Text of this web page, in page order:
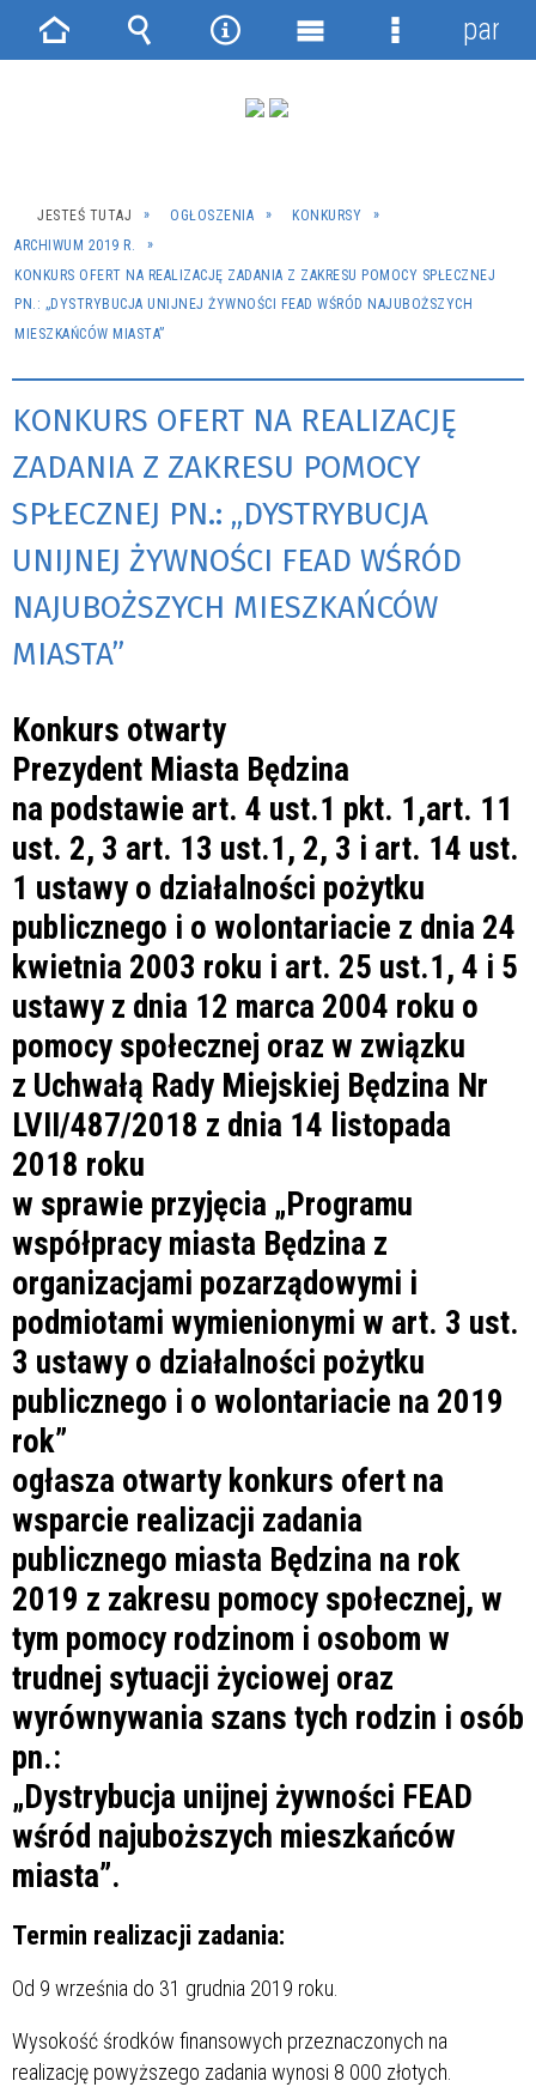
JESTEŚ TUTAJ OGŁOSZENIA
KONKURSY
ARCHIWUM 2019 R.
KONKURS OFERT NA REALIZACJĘ ZADANIA Z ZAKRESU POMOCY SPŁECZNEJ
PN.: „DYSTRYBUCJA UNIJNEJ ŻYWNOŚCI FEAD WŚRÓD NAJUBOŻSZYCH
MIESZKAŃCÓW MIASTA”
KONKURS OFERT NA REALIZACJĘ
ZADANIA Z ZAKRESU POMOCY
SPŁECZNEJ PN.: „DYSTRYBUCJA
UNIJNEJ ŻYWNOŚCI FEAD WŚRÓD
NAJUBOŻSZYCH MIESZKAŃCÓW
MIASTA”
Konkurs otwarty
Prezydent Miasta Będzina
na podstawie art. 4 ust.1 pkt. 1,art. 11
ust. 2, 3 art. 13 ust.1, 2, 3 i art. 14 ust.
1 ustawy o działalności pożytku
publicznego i o wolontariacie z dnia 24
kwietnia 2003 roku i art. 25 ust.1, 4 i 5
ustawy z dnia 12 marca 2004 roku o
pomocy społecznej oraz w związku
z Uchwałą Rady Miejskiej Będzina Nr
LVII/487/2018 z dnia 14 listopada
2018 roku
w sprawie przyjęcia „Programu
współpracy miasta Będzina z
organizacjami pozarządowymi i
podmiotami wymienionymi w art. 3 ust.
3 ustawy o działalności pożytku
publicznego i o wolontariacie na 2019
rok”
ogłasza otwarty konkurs ofert na
wsparcie realizacji zadania
publicznego miasta Będzina na rok
2019 z zakresu pomocy społecznej, w
tym pomocy rodzinom i osobom w
trudnej sytuacji życiowej oraz
wyrównywania szans tych rodzin i osób
pn.:
„Dystrybucja unijnej żywności FEAD
wśród najuboższych mieszkańców
miasta”.
Termin realizacji zadania:
Od 9 września do 31 grudnia 2019 roku.
Wysokość środków finansowych przeznaczonych na
realizację powyższego zadania wynosi 8 000 złotych.
Strona Wyszukiwarka
NarzędziaMenu
Menu
panel